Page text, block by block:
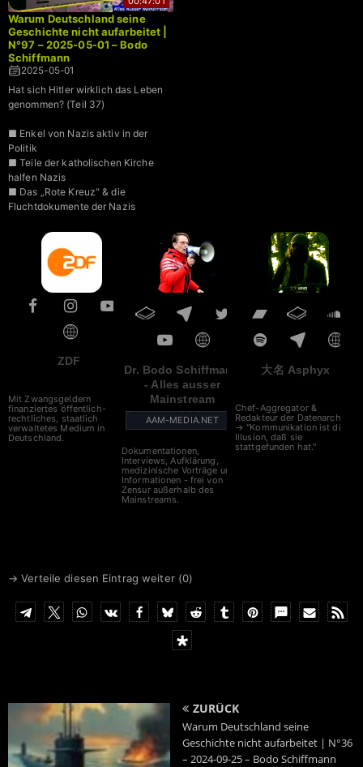
Warum Deutschland seine
Geschichte nicht aufarbeitet |
N°97 – 2025-05-01 – Bodo
Schiffmann
2025-05-01
Hat sich Hitler wirklich das Leben
genommen? (Teil 37)
■ Enkel von Nazis aktiv in der
Politik
■ Teile der katholischen Kirche
halfen Nazis
■ Das „Rote Kreuz“ & die
Fluchtdokumente der Nazis
■ NATO – Gemeinsam gegen
Russland
ZDF
Mit Zwangsgeldern
finanziertes öffentlich-
rechtliches, staatlich
verwaltetes Medium in
Deutschland.
Dr. Bodo Schiffmann
- Alles ausser
Mainstream
AAM-MEDIA.NET
Dokumentationen,
Interviews, Aufklärung,
medizinische Vorträge und
Informationen - frei von
Zensur außerhalb des
Mainstreams.
大名 Asphyx
Chef-Aggregator &
Redakteur der Datenarche
→ "Kommunikation ist die
Illusion, daß sie
stattgefunden hat."
→ Verteile diesen Eintrag weiter (0)
ZURÜCK
Warum Deutschland seine
Geschichte nicht aufarbeitet | N°36
– 2024-09-25 – Bodo Schiffmann